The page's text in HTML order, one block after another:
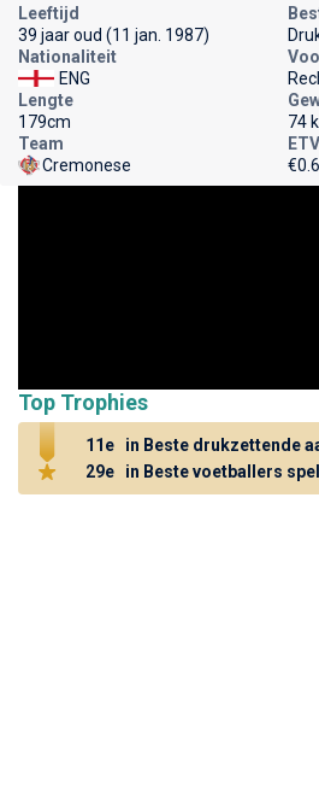
Leeftijd
39 jaar oud (11 jan. 1987)
Nationaliteit
ENG
Lengte
179cm
74
Team
Cremonese
Top Trophies
11e
in Beste drukzettende
29e
in Beste voetballers